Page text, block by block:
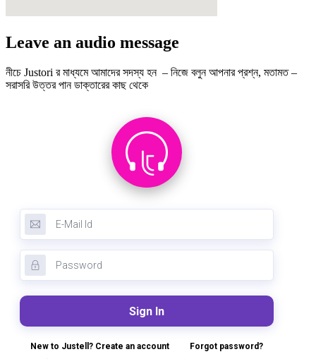
Leave an audio message
নীচে Justori র মাধ্যমে আমাদের সদস্য হন – নিজে বলুন আপনার প্রশ্ন, মতামত –
সরাসরি উত্তর পান ডাক্তারের কাছ থেকে